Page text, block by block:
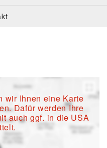
wir Ihnen eine Karte
Dafür werden Ihre
auch ggf. in die USA